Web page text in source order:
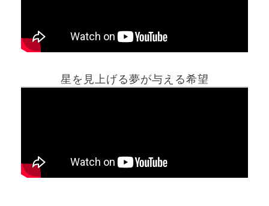
星を見上げる夢が与える希望
ホーム
最新記事動画